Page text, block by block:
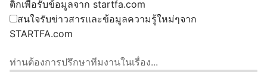
ติ๊กเพื่อรับข้อมูลจาก startfa.com
สนใจรับข่าวสารและข้อมูลความรู้ใหม่ๆจาก
STARTFA.com
ท่านต้องการปรึกษาทีมงานในเรื่อง...